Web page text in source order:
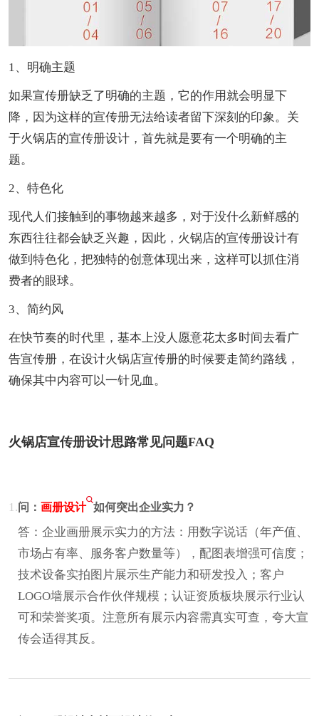
1、明确主题
如果宣传册缺乏了明确的主题，它的作用就会明显下
降，因为这样的宣传册无法给读者留下深刻的印象。关
于火锅店的宣传册设计，首先就是要有一个明确的主
题。
2、特色化
现代人们接触到的事物越来越多，对于没什么新鲜感的
东西往往都会缺乏兴趣，因此，火锅店的宣传册设计有
做到特色化，把独特的创意体现出来，这样可以抓住消
费者的眼球。
3、简约风
在快节奏的时代里，基本上没人愿意花太多时间去看广
告宣传册，在设计火锅店宣传册的时候要走简约路线，
确保其中内容可以一针见血。
火锅店宣传册设计思路常见问题FAQ
1.问： 画册设计 如何突出企业实力？
答：企业画册展示实力的方法：用数字说话（年产值、
市场占有率、服务客户数量等），配图表增强可信度；
技术设备实拍图片展示生产能力和研发投入；客户
LOGO墙展示合作伙伴规模；认证资质板块展示行业认
可和荣誉奖项。注意所有展示内容需真实可查，夸大宣
传会适得其反。